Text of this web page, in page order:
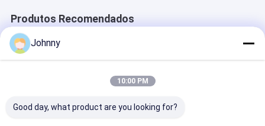
Produtos Recomendados
Johnny
10:00 PM
Good day, what product are you looking for?